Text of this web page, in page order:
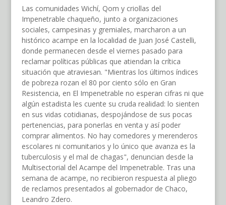
Las comunidades Wichí, Qom y criollas del
Impenetrable chaqueño, junto a organizaciones
sociales, campesinas y gremiales, marcharon a un
histórico acampe en la localidad de Juan José Castelli,
donde permanecen desde el viernes pasado para
reclamar políticas públicas que atiendan la crítica
situación que atraviesan. "Mientras los últimos índices
de pobreza rozan el 80 por ciento sólo en Gran
Resistencia, en El Impenetrable no esperan cifras ni que
algún estadista les cuente su cruda realidad: lo sienten
en sus vidas cotidianas, despojándose de sus pocas
pertenencias, para ponerlas en venta y así poder
comprar alimentos. No hay comedores y merenderos
escolares ni comunitarios y lo único que avanza es la
tuberculosis y el mal de chagas", denuncian desde la
Multisectorial del Acampe del Impenetrable. Tras una
semana de acampe, no recibieron respuesta al pliego
de reclamos presentados al gobernador de Chaco,
Leandro Zdero.